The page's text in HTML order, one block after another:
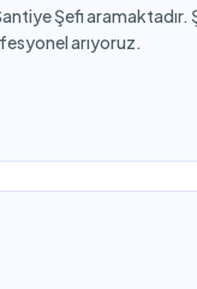
Şefi
arıyoruz.